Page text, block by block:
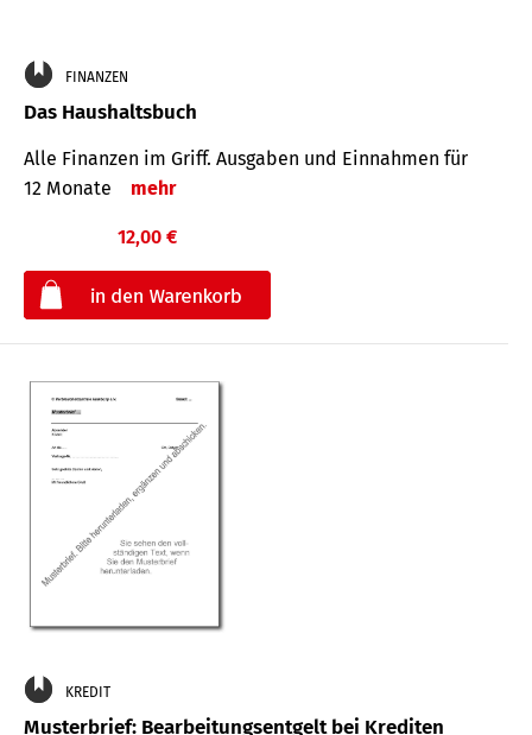
FINANZEN
Das Haushaltsbuch
Alle Finanzen im Griff. Aus­gaben und Ein­nahmen für
12 Monate
mehr
12,00 €
KREDIT
Musterbrief: Bearbeitungsentgelt bei Krediten